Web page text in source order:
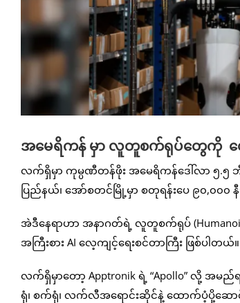
အမေရိကန် မှာ လူတူစက်ရုပ်တွေကို လေ့က
လက်ရှိမှာ ကုမ္ပဏီတန်ဖိုး အမေရိကန်ဒေါ်လာ ၅.
ပြည်နယ်၊ အော်စတင်မြို့မှာ စတုရန်းပေ ၉၀,၀၀၀
အဲဒီနေရာဟာ အနာဂတ်ရဲ့ လူတူစက်ရုပ်
အကြီးစား AI လေ့ကျင့်ရေးစင်တာကြီး ဖြစ်ပါတယ်။
လက်ရှိမှာတော့ Apptronik ရဲ့ “Apollo” လို့
ရုံ၊ စက်ရုံ၊ လက်လီအရောင်းဆိုင်နဲ့ ထောက်ပံ့ပို့ဆော